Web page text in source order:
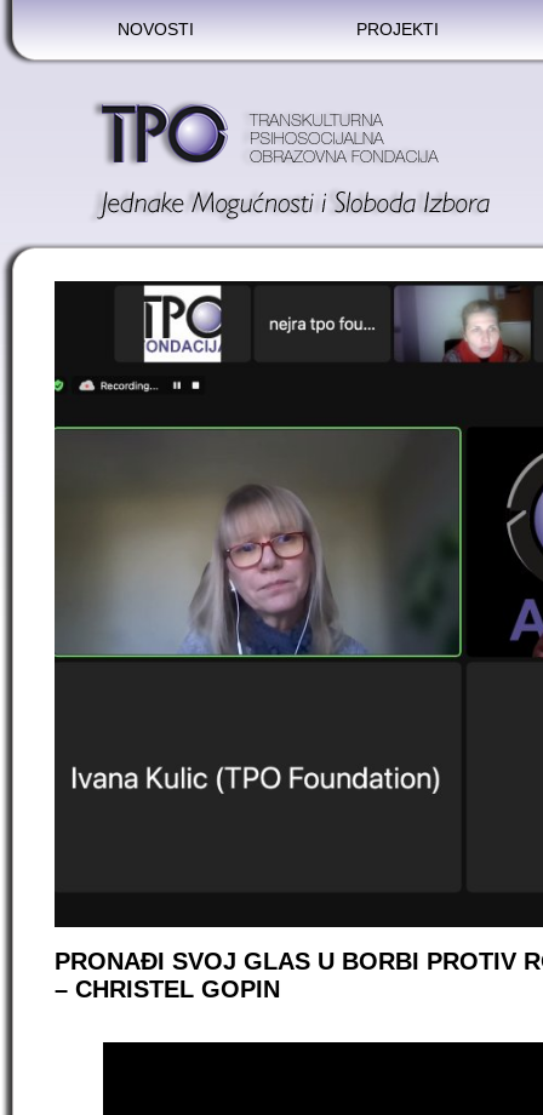
NOVOSTI PROJEKTI
PRONAĐI SVOJ GLAS U BORBI PROTIV
– CHRISTEL GOPIN